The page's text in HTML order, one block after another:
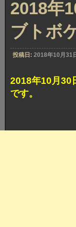
2018年
ブトボ
投稿日: 2018年10月31
2018年10月30
です。